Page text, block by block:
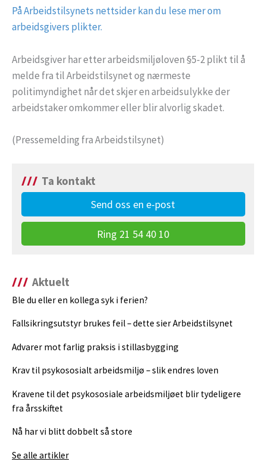
På Arbeidstilsynets nettsider kan du lese mer om
arbeidsgivers plikter.
Arbeidsgiver har etter arbeidsmiljøloven §5-2 plikt til å
melde fra til Arbeidstilsynet og nærmeste
politimyndighet når det skjer en arbeidsulykke der
arbeidstaker omkommer eller blir alvorlig skadet.
(Pressemelding fra Arbeidstilsynet)
Ta kontakt
Send oss en e-post
Ring 21 54 40 10
Aktuelt
Ble du eller en kollega syk i ferien?
Fallsikringsutstyr brukes feil – dette sier Arbeidstilsynet
Advarer mot farlig praksis i stillasbygging
Krav til psykososialt arbeidsmiljø – slik endres loven
Kravene til det psykososiale arbeidsmiljøet blir tydeligere
fra årsskiftet
Nå har vi blitt dobbelt så store
Se alle artikler